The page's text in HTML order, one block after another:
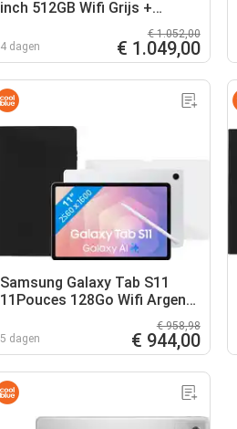
inch 512GB Wifi Grijs +
4 dagen
€ 1.052,00
€ 1.049,00
Samsung Galaxy Tab S11
11Pouces 128Go Wifi Argent
5 dagen
€ 958,98
€ 944,00